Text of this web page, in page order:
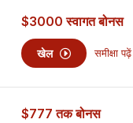
$3000 स्वागत बोनस
खेल समीक्षा पढ़ें
$777 तक बोनस